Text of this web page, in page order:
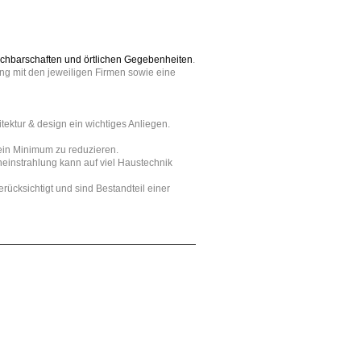
und örtlichen Gegebenheiten.
mit den jeweiligen Firmen sowie eine
& design ein wichtiges Anliegen.
Minimum zu reduzieren.
kann auf viel Haustechnik
und sind Bestandteil einer